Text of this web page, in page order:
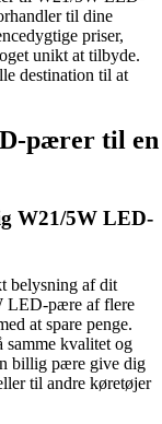
til dine
priser,
unikt at tilbyde.
destination til at
pærer til en
W21/5W LED-
belysning af dit
LED-pære af flere
at spare penge.
kvalitet og
billig pære give dig
til andre køretøjer